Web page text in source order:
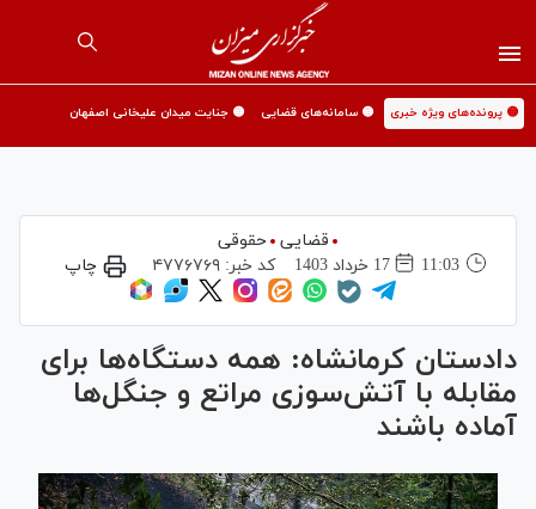
🟡 پرونده‌های ویژه خبری 🟡 سامانه‌های قضایی 🟡 جنایت میدان علیخانی اصفهان
قضایی حقوقی
11:03
17 خرداد 1403 کد خبر: ۴۷۷۶۷۶۹ چاپ
دادستان کرمانشاه: همه دستگاه‌ها برای
مقابله با آتش‌سوزی مراتع و جنگل‌ها
آماده باشند